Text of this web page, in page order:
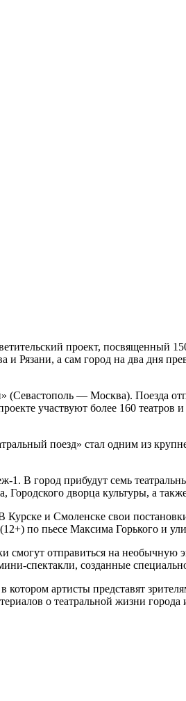
проект, посвященный
а сам город на два дня
— Москва). Поезда
участвуют более 160 театров и
поезд» стал одним из
В город прибудут семь
дворца культуры, а
и Смоленске свои
по пьесе Максима Горького и
отправиться на необычную
спектакли, созданные
артисты представят
о театральной жизни